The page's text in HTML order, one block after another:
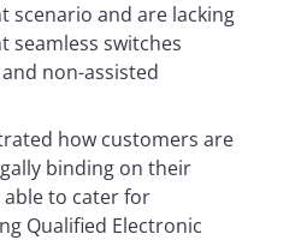
scenario and are lacking
seamless switches
non-assisted
how customers are
binding on their
to cater for
Qualified Electronic